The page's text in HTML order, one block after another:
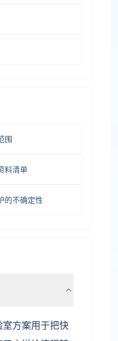
围
料清单
的不确定性
方案用于把快